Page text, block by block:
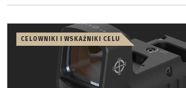
CELOWNIKI I WSKAŹNIKI CELU